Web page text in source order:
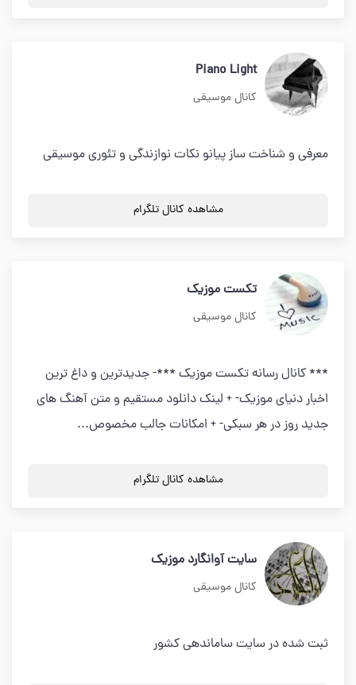
Piano Light
کانال موسیقی
معرفی و شناخت ساز پیانو نکات نوازندگی و تئوری موسیقی
مشاهده کانال تلگرام
تکست موزیک
کانال موسیقی
*** کانال رسانه تکست موزیک ***- جدیدترین و داغ ترین
اخبار دنیای موزیک- + لینک دانلود مستقیم و متن آهنگ های
جدید روز در هر سبکی- + امکانات جالب مخصوص...
مشاهده کانال تلگرام
سایت آوانگارد موزیک
کانال موسیقی
ثبت شده در سایت ساماندهی کشور